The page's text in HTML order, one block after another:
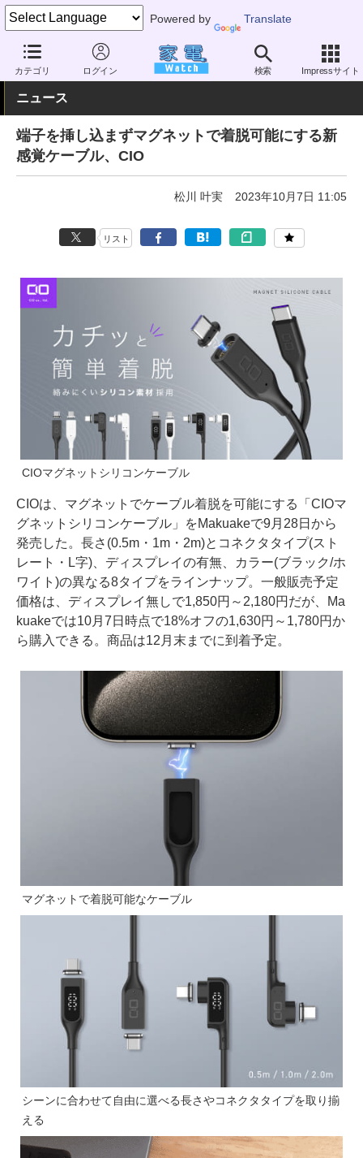
Powered by Translate
カテゴリ ログイン 検索 Impressサイト
家電 Watch 生活家電 電池・タップ ケーブルアクセサリー
ニュース
端子を挿し込まずマグネットで着脱可能にする新
感覚ケーブル、CIO
松川 叶実 2023年10月7日 11:05
リスト
CIOマグネットシリコンケーブル
CIOは、マグネットでケーブル着脱を可能にする「CIOマ
グネットシリコンケーブル」をMakuakeで9月28日から
発売した。長さ(0.5m・1m・2m)とコネクタタイプ(スト
レート・L字)、ディスプレイの有無、カラー(ブラック/ホ
ワイト)の異なる8タイプをラインナップ。一般販売予定
価格は、ディスプレイ無しで1,850円～2,180円だが、Ma
kuakeでは10月7日時点で18%オフの1,630円～1,780円か
ら購入できる。商品は12月末までに到着予定。
マグネットで着脱可能なケーブル
シーンに合わせて自由に選べる長さやコネクタタイプを取り揃
える